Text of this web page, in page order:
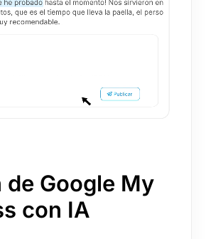
de Google My
con IA